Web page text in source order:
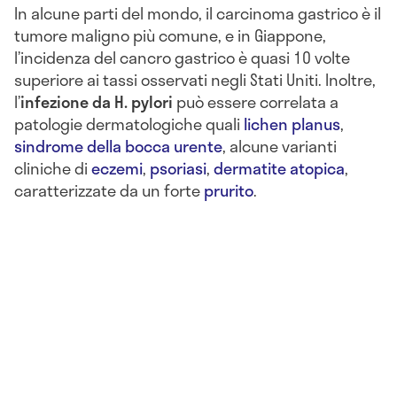
In alcune parti del mondo, il carcinoma gastrico è il
tumore maligno più comune, e in Giappone,
l’incidenza del cancro gastrico è quasi 10 volte
superiore ai tassi osservati negli Stati Uniti. Inoltre,
l’infezione da H. pylori può essere correlata a
patologie dermatologiche quali lichen planus,
sindrome della bocca urente, alcune varianti
cliniche dieczemi, psoriasi,dermatite atopica,
caratterizzate da un forteprurito.